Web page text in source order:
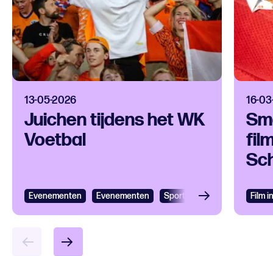
13-05-2026
Juichen tijdens het WK
Voetbal
Evenementen Evenementen Sport
16-
Film